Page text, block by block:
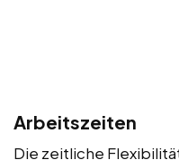
Arbeitszeiten
Die zeitliche